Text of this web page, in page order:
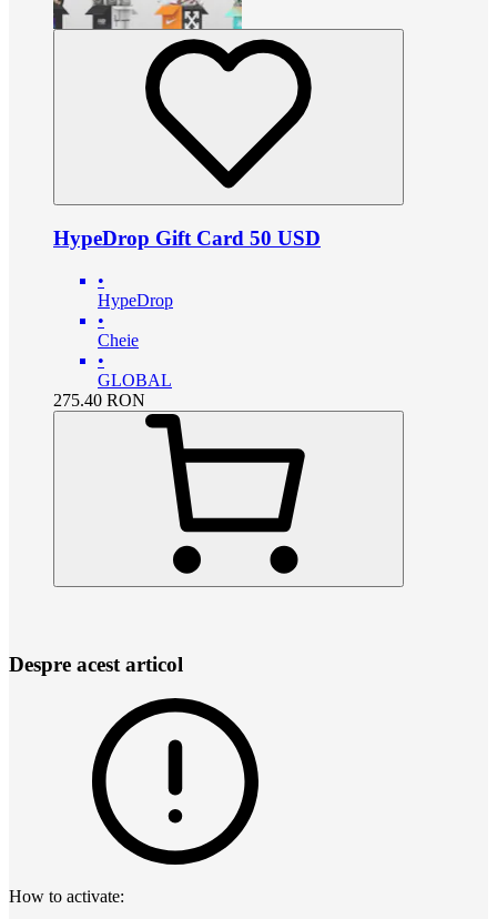
HypeDrop Gift Card 50 USD
•
HypeDrop
•
Cheie
•
GLOBAL
275.40 RON
Despre acest articol
How to activate: